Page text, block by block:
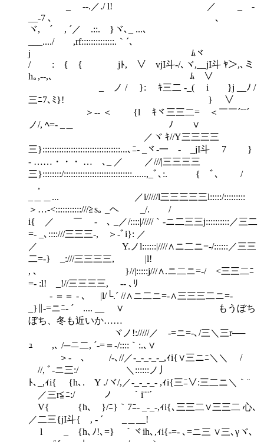
_ --.／./ l! ／ _ -
__-7 ､ ､
ヾ, ´ , ´／ .::. }ヾ､_ ...､
___..../ ,rf::::::::::::::.｀´､
j ﾑヾ
/ : { { jﾄ, ∨ vjI斗-/､ヾ,__jI斗 ﾔ＞,､ミ
h｡,--,､ ﾑ ∨
ゝ ゝ _ ノ / }: ｷ三二 -_( i }j __ﾉ /
三ﾆ7､ﾐ}! } ∨
＞-- ＜ {l ｷヾ三三二=ゝ＜￣￣´¨¨´ゝ
ノ/, ﾍ=- _＿ ﾉ ∨
／ヾ ｷ//Y三三三三
三}:::::::::::::::::::::::::::::::::...､ﾆ- _ヾ-一 - _jI斗 7 }
- ……・・・ … ､_ ／ ／///|三三三三
三}::::::::/:::::::::::::::::::::::::::::......,_ﾞ､:. { ﾞ､ /
,
_＿＿... ／i/////l三三三三三l:::::/:::::::::
＞…-<:::::::::::///≧s｡ _ヘ ゝ _/. /
i{ ／ ￣ - ､ _／/::::|/////｀-ニ二三三j::::::::::／三二
=- _､::::///三三三-, ＞-ﾞi}: ／
／ Y.ノl::::::|////∧ニ二ニ=-/::::::／三三
二=-} _:///三三三三, |l!
, ､ }//|:::::j///∧.ニ二ニ=-/ゝ<三三二ﾆ
=- :l! _!//三三三三, ゝ-- ､ﾘ
ゝ- ＝＝ - ､ |l/└.´ //∧ニ二ニ=-∧三三三二ニ=-
_}∥-=ニﾆ- ´ゝ.... __ ∨ もうぼち
ぼち、冬も近いか……
ヾノ!://///／ゝ-=ニ=-､/三＼三r──
ｭ ,､ /─ニ二, ´-=＝-/::::｀:.､∨
＞- ､ /-､//／-_-_-_-_,ｨi{∨三ニﾆ＼＼ /
//, ﾞ-ニ三:/ ＼::::::ノ丿
ﾄ､_,ｨi{ {h､. Y ./ヾ/,／-_-_-_- ,ｨi{三ﾆ∨:三二ニ＼｀¨
／三r≦ﾆ:/ ノ￣￣｀i¨¨´
V{ {h､ }/ﾆ}｀7ﾆ- _-_-,ｨi{､三三二∨三三二 心､
／二三{jI斗{ , - ´ _＿__!
l ゝ _ {h､ﾉ!､=} ｀ヾih､,ｨi{-=- ､=ニ三 ∨三､γヾ､